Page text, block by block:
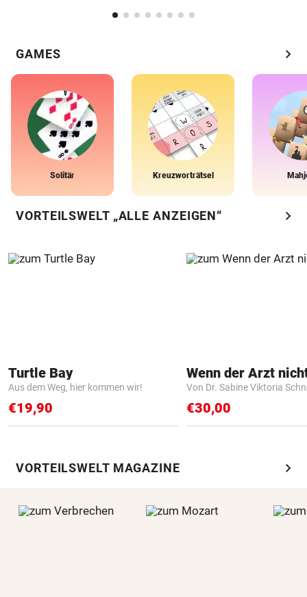
GAMES chevron_right
Solitär Kreuzworträtsel
VORTEILSWELT „ALLE ANZEIGEN“ chevron_right
Turtle Bay
Aus dem Weg, hier kommen wir!
€19,90
Von Dr. Sabine Viktoria
€30,00
VORTEILSWELT MAGAZINE chevron_right